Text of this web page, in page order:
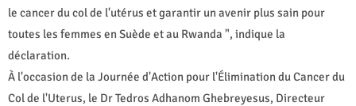
le cancer du col de l'utérus et garantir un avenir plus sain pour
toutes les femmes en Suède et au Rwanda ", indique la
déclaration.
À l'occasion de la Journée d'Action pour l'Élimination du Cancer du
Col de l'Uterus, le Dr Tedros Adhanom Ghebreyesus, Directeur